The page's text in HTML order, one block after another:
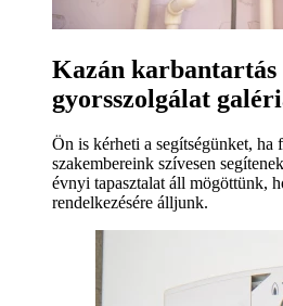
Kazán karbantartás
gyorsszolgálat
Ön is kérheti a segítségünket, ha
szakembereink szívesen
évnyi tapasztalat áll mögöttünk,
rendelkezésére álljunk.